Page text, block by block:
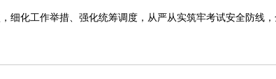
细化工作举措、强化统筹调度，从严从实筑牢考试安全防线